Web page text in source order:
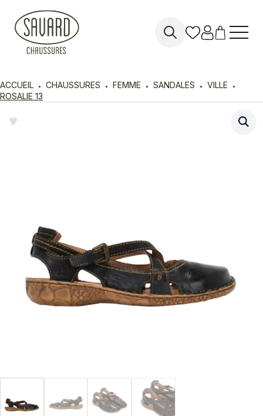
ACCUEIL CHAUSSURES FEMME SANDALES
VILLE
ROSALIE 13
♥︎